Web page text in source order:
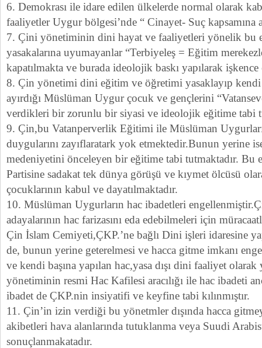
6. Demokrası ile idare edilen ülkelerde normal olarak
faaliyetler Uygur bölgesi’nde “ Cinayet- Suç kapsamına
7. Çini yönetiminin dini hayat ve faaliyetleri yönelik bu
yasakalarına uyumayanlar “Terbiyeleş = Eğitim
kapatılmakta ve burada ideolojik baskı yapılarak
8. Çin yönetimi dini eğitim ve öğretimi yasaklayıp
ayırdığı Müslüman Uygur çocuk ve gençlerini
verdikleri bir zorunlu bir siyasi ve ideolojik eğitime tabi
9. Çin,bu Vatanperverlik Eğitimi ile Müslüman
duygularını zayıflaratark yok etmektedir.Bunun yerine
medeniyetini önceleyen bir eğitime tabi tutmaktadır.
Partisine sadakat tek dünya görüşü ve kıymet ölcüsü
çocuklarının kabul ve dayatılmaktadır.
10. Müslüman Uygurların hac ibadetleri
adayalarının hac farizasını eda edebilmeleri için
Çin İslam Cemiyeti,ÇKP.’ne bağlı Dini işleri idaresine
de, bunun yerine geterelmesi ve hacca gitme imkanı
ve kendi başına yapılan hac,yasa dışı dini faaliyet olarak
yönetiminin resmi Hac Kafilesi aracılığı ile hac ibadeti
ibadet de ÇKP.nin insiyatifi ve keyfine tabi kılınmıştır.
11. Çin’in izin verdiği bu yönetmler dışında hacca
akibetleri hava alanlarında tutuklanma veya Suudi
sonuçlanmakatadır.